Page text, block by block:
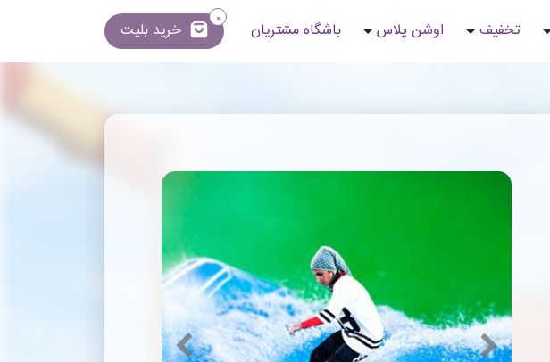
خرید بلیت
0
تخفیف اوشن پلاس باشگاه مشتریان